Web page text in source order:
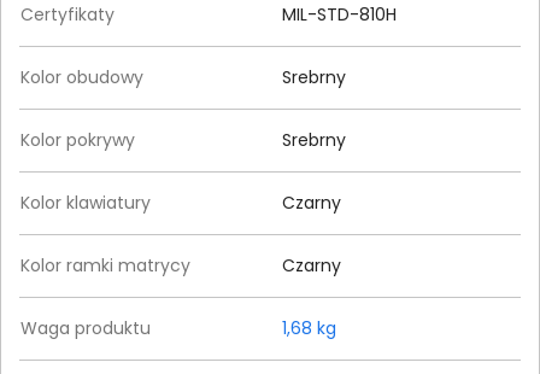
Certyfikaty MIL-STD-810H
Kolor obudowy Srebrny
Kolor pokrywy Srebrny
Kolor klawiatury Czarny
Kolor ramki matrycy Czarny
Waga produktu 1,68 kg